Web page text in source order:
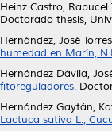
Heinz Castro,
Doctorado thesis,
Hernández, José Torres
humedad en Marín,
Hernández Dávila,
fitoreguladores.
Hernández Gaytán,
Lactuca sativa L.,